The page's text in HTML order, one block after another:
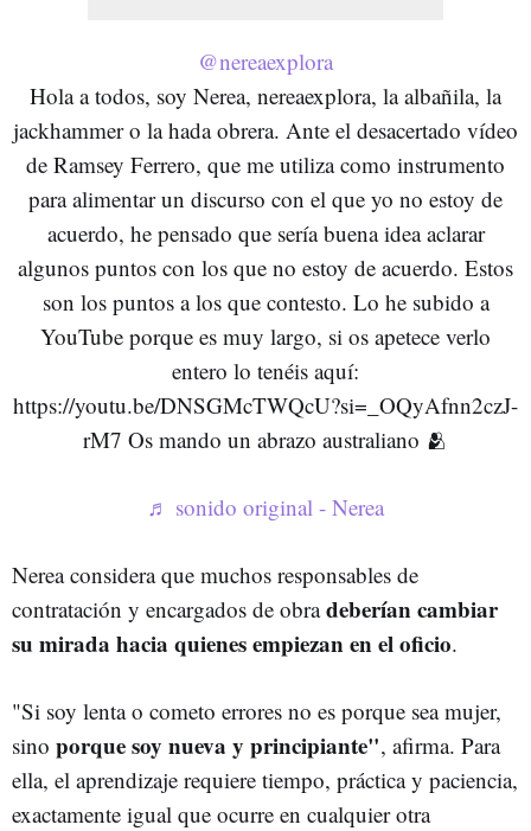
@nereaexplora
Hola a todos, soy Nerea, nereaexplora, la albañila, la
jackhammer o la hada obrera. Ante el desacertado vídeo
de Ramsey Ferrero, que me utiliza como instrumento
para alimentar un discurso con el que yo no estoy de
acuerdo, he pensado que sería buena idea aclarar
algunos puntos con los que no estoy de acuerdo. Estos
son los puntos a los que contesto. Lo he subido a
YouTube porque es muy largo, si os apetece verlo
entero lo tenéis aquí:
https://youtu.be/DNSGMcTWQcU?si=_OQyAfnn2czJ-
rM7 Os mando un abrazo australiano 🫂
♬ sonido original - Nerea
Nerea considera que muchos responsables de
contratación y encargados de obradeberían cambiar
su mirada hacia quienes empiezan en el oficio.
"Si soy lenta o cometo errores no es porque sea mujer,
sino porque soy nueva y principiante", afirma. Para
ella, el aprendizaje requiere tiempo, práctica y paciencia,
exactamente igual que ocurre en cualquier otra